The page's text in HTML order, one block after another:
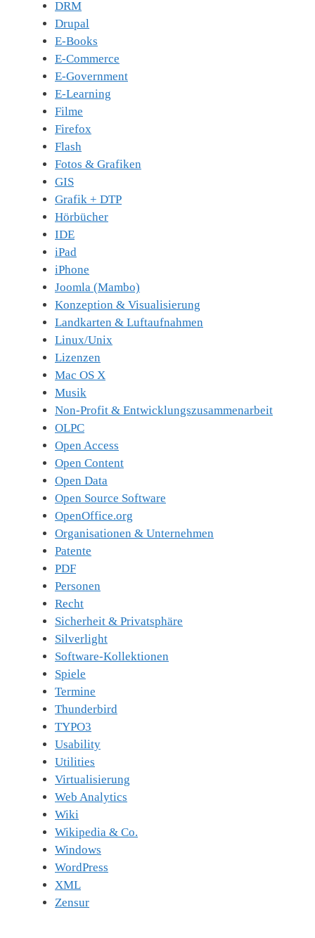
DRM
Drupal
E-Books
E-Commerce
E-Government
E-Learning
Filme
Firefox
Flash
Fotos & Grafiken
GIS
Grafik + DTP
Hörbücher
IDE
iPad
iPhone
Joomla (Mambo)
Konzeption & Visualisierung
Landkarten & Luftaufnahmen
Linux/Unix
Lizenzen
Mac OS X
Musik
Non-Profit & Entwicklungszusammenarbeit
OLPC
Open Access
Open Content
Open Data
Open Source Software
OpenOffice.org
Organisationen & Unternehmen
Patente
PDF
Personen
Recht
Sicherheit & Privatsphäre
Silverlight
Software-Kollektionen
Spiele
Termine
Thunderbird
TYPO3
Usability
Utilities
Virtualisierung
Web Analytics
Wiki
Wikipedia & Co.
Windows
WordPress
XML
Zensur